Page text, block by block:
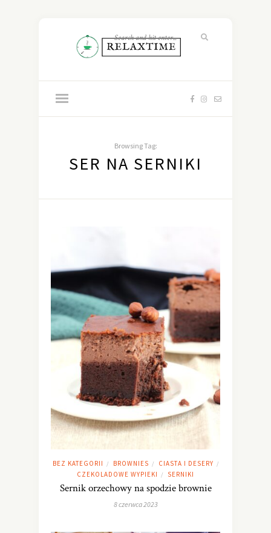
Browsing Tag:
SER NA SERNIKI
BEZ KATEGORII / BROWNIES / CIASTA I DESERY /
CZEKOLADOWE WYPIEKI / SERNIKI
Sernik orzechowy na spodzie brownie
8 czerwca 2023